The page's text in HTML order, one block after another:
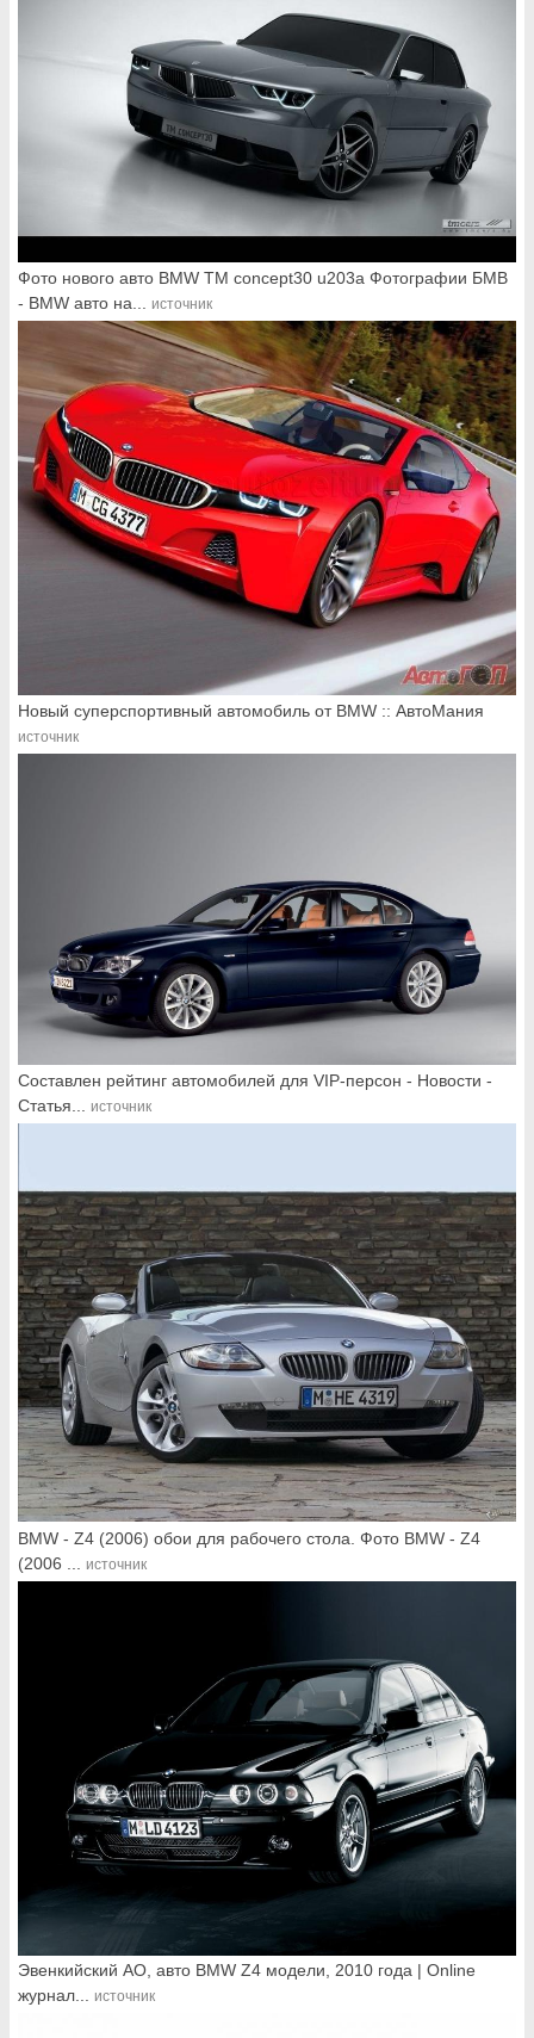
Фото нового авто BMW TM concept30 u203a Фотографии БМВ
- BMW авто на... источник
Новый суперспортивный автомобиль от BMW :: АвтоМания
источник
Составлен рейтинг автомобилей для VIP-персон - Новости -
Статья...
источник
BMW - Z4 (2006) обои для рабочего стола. Фото BMW - Z4
(2006 ...
источник
Эвенкийский АО, авто BMW Z4 модели, 2010 года | Online
журнал...
источник